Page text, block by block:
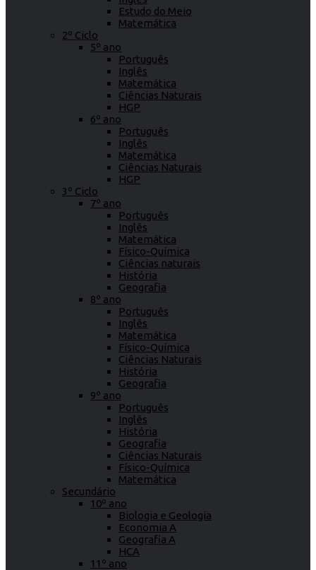
Estudo do Meio
Matemática
2º Ciclo
5º ano
Português
Inglês
Matemática
Ciências Naturais
HGP
6º ano
Português
Inglês
Matemática
Ciências Naturais
HGP
3º Ciclo
7º ano
Português
Inglês
Matemática
Físico-Química
Ciências naturais
História
Geografia
8º ano
Português
Inglês
Matemática
Físico-Química
Ciências Naturais
História
Geografia
9º ano
Português
Inglês
História
Geografia
Ciências Naturais
Físico-Química
Matemática
Secundário
10º ano
Biologia e Geologia
Economia A
Geografia A
HCA
11º ano